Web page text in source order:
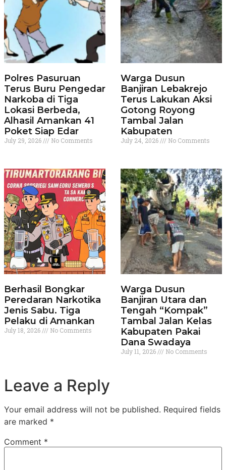
Polres Pasuruan
Terus Buru Pengedar
Narkoba di Tiga
Lokasi Berbeda,
Alhasil Amankan 41
Poket Siap Edar
July 29, 2026 No Comments
Warga Dusun
Banjiran Lebakrejo
Terus Lakukan Aksi
Gotong Royong
Tambal Jalan
Kabupaten
July 24, 2026 No Comments
Berhasil Bongkar
Peredaran Narkotika
Jenis Sabu. Tiga
Pelaku di Amankan
July 18, 2026 No Comments
Warga Dusun
Banjiran Utara dan
Tengah “Kompak”
Tambal Jalan Kelas
Kabupaten Pakai
Dana Swadaya
July 11, 2026 No Comments
Leave a Reply
Your email address will not be published. Required fields
are marked *
Comment *